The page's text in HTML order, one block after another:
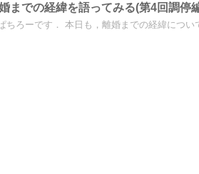
までの経緯を語ってみる(第4回調停
ちろーです． 本日も，離婚までの経緯につ